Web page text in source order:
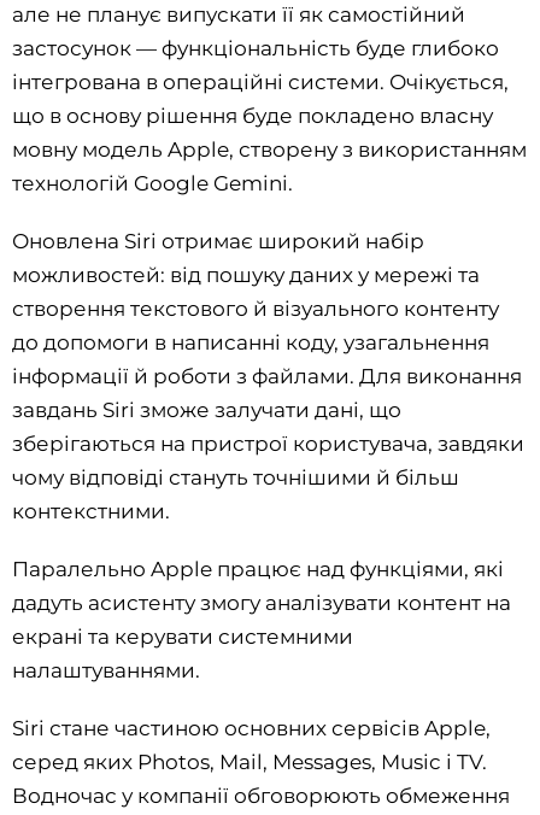
але не планує випускати її як самостійний
застосунок — функціональність буде глибоко
інтегрована в операційні системи. Очікується,
що в основу рішення буде покладено власну
мовну модель Apple, створену з використанням
технологій Google Gemini.
Оновлена Siri отримає широкий набір
можливостей: від пошуку даних у мережі та
створення текстового й візуального контенту
до допомоги в написанні коду, узагальнення
інформації й роботи з файлами. Для виконання
завдань Siri зможе залучати дані, що
зберігаються на пристрої користувача, завдяки
чому відповіді стануть точнішими й більш
контекстними.
Паралельно Apple працює над функціями, які
дадуть асистенту змогу аналізувати контент на
екрані та керувати системними
налаштуваннями.
Siri стане частиною основних сервісів Apple,
серед яких Photos, Mail, Messages, Music і TV.
Водночас у компанії обговорюють обмеження